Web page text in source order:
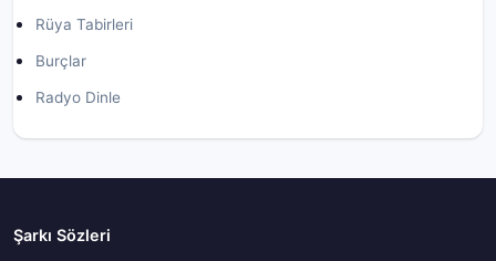
Rüya Tabirleri
Burçlar
Radyo Dinle
Şarkı Sözleri